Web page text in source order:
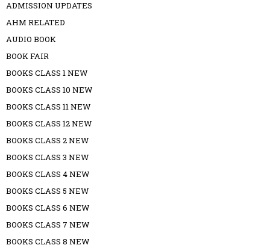
ADMISSION UPDATES
AHM RELATED
AUDIO BOOK
BOOK FAIR
BOOKS CLASS 1 NEW
BOOKS CLASS 10 NEW
BOOKS CLASS 11 NEW
BOOKS CLASS 12 NEW
BOOKS CLASS 2 NEW
BOOKS CLASS 3 NEW
BOOKS CLASS 4 NEW
BOOKS CLASS 5 NEW
BOOKS CLASS 6 NEW
BOOKS CLASS 7 NEW
BOOKS CLASS 8 NEW